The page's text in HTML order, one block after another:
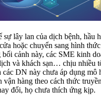
sự lây lan của dịch bệnh, hầu
hoặc chuyển sang hình
bối cảnh này, các SME kinh
và khách sạn… chịu nhiều
các DN này chưa áp dụng mô
vận hàng theo cách thức
đổi, họ chưa thích ứng kịp.